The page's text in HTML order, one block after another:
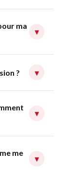
ma
▾
? ▾
▾
me
▾